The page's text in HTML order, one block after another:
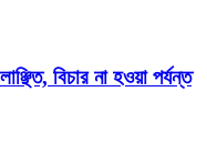
বিচার না হওয়া পর্যন্ত